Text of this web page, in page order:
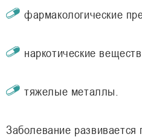
фармакологические
наркотические
тяжелые металлы.
Заболевание развивается